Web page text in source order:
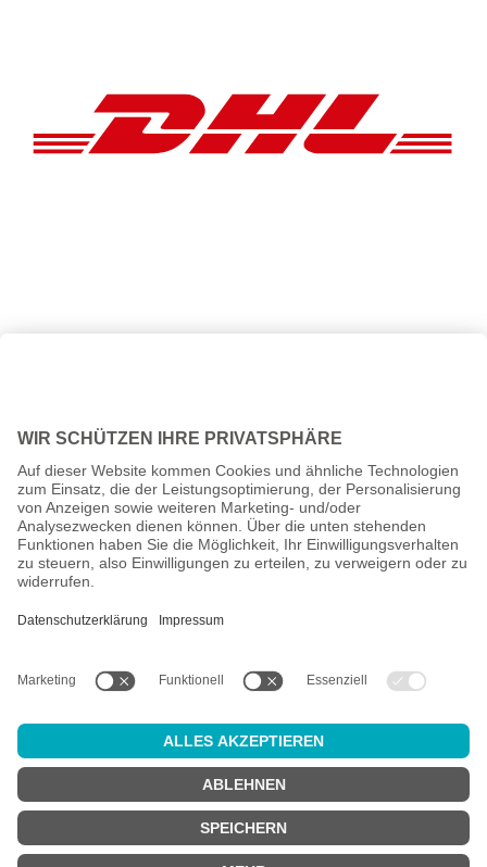
ggf. Nachnahmegebühren, wenn nicht anders angegeben.
Altersprüfung
Achtung:um diesen Onlineshop zu nutzen, müssen Siemindestens
18 Jahre alt